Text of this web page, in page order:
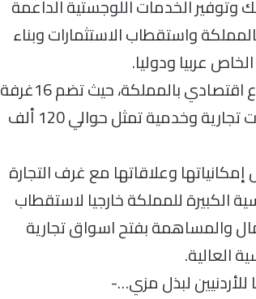
وتوفير الخدمات اللوجستية الداعمة
واستقطاب الاستثمارات وبناء
عربيا ودوليا.
واوضح أن غرفة تجارة الأردن تعد المظلة لأكبر قطاع اقتصادي بالمملكة، حيث تضم 16غرفة
تجارية بكل المحافظات، بالإضافة إلى عشرة قطاعات تجارية وخدمية تمثل حوالي 120 ألف
وعلاقاتها مع غرف التجارة
الكبيرة للمملكة خارجيا لاستقطاب
والمساهمة بفتح اسواق تجارية
العالية.
لبذل مزي…-